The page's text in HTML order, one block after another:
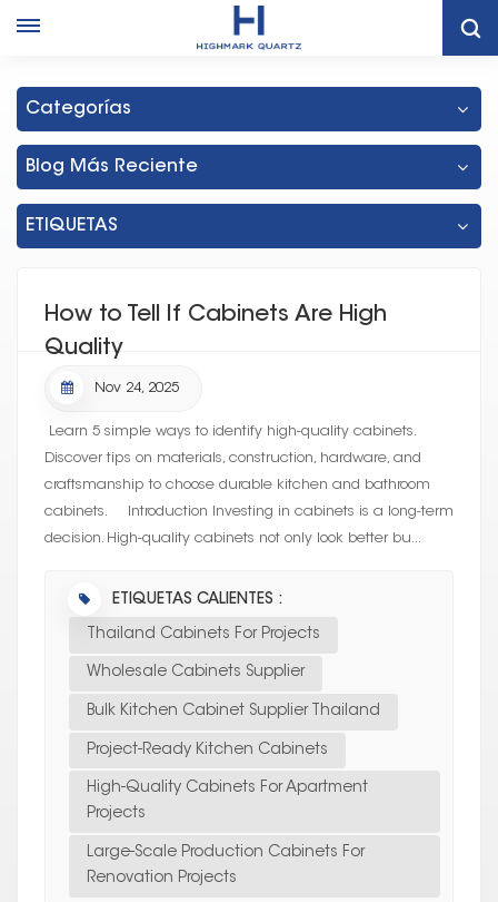
Bulk Kitchen Cabinet Supplier Thailand
Categorías
Blog Más Reciente
ETIQUETAS
How to Tell If Cabinets Are High
Quality
Nov 24, 2025
Learn 5 simple ways to identify high-quality cabinets.
Discover tips on materials, construction, hardware, and
craftsmanship to choose durable kitchen and bathroom
cabinets. Introduction Investing in cabinets is a long-term
decision. High-quality cabinets not only look better bu...
ETIQUETAS CALIENTES :
Thailand Cabinets For Projects
Wholesale Cabinets Supplier
Bulk Kitchen Cabinet Supplier Thailand
Project-Ready Kitchen Cabinets
High-Quality Cabinets For Apartment
Projects
Large-Scale Production Cabinets For
Renovation Projects